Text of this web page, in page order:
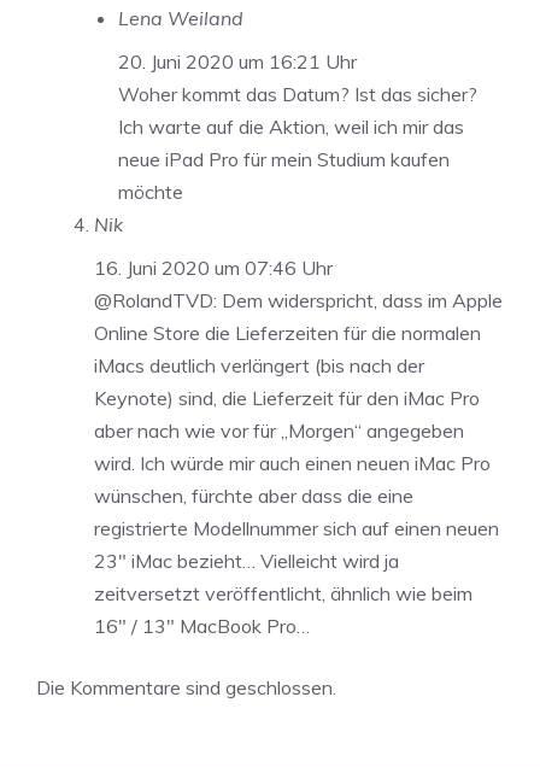
Lena Weiland
20. Juni 2020 um 16:21 Uhr
Woher kommt das Datum? Ist das sicher?
Ich warte auf die Aktion, weil ich mir das
neue iPad Pro für mein Studium kaufen
möchte
Nik
16. Juni 2020 um 07:46 Uhr
@RolandTVD: Dem widerspricht, dass im Apple
Online Store die Lieferzeiten für die normalen
iMacs deutlich verlängert (bis nach der
Keynote) sind, die Lieferzeit für den iMac Pro
aber nach wie vor für „Morgen“ angegeben
wird. Ich würde mir auch einen neuen iMac Pro
wünschen, fürchte aber dass die eine
registrierte Modellnummer sich auf einen neuen
23″ iMac bezieht… Vielleicht wird ja
zeitversetzt veröffentlicht, ähnlich wie beim
16″ / 13″ MacBook Pro…
Die Kommentare sind geschlossen.